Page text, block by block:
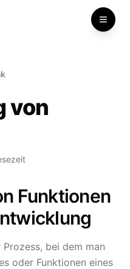
von
Funktionen
Prozess, bei dem man
oder Funktionen eines